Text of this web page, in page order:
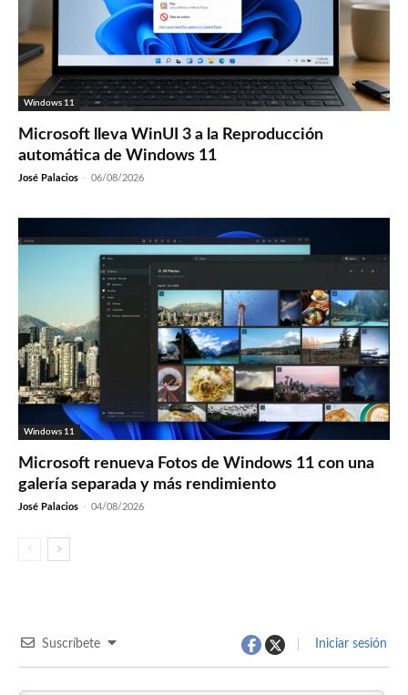
Windows 11
Microsoft lleva WinUI 3 a la Reproducción
automática de Windows 11
José Palacios - 06/08/2026
Windows 11
Microsoft renueva Fotos de Windows 11 con una
galería separada y más rendimiento
José Palacios - 04/08/2026
Suscríbete Iniciar sesión